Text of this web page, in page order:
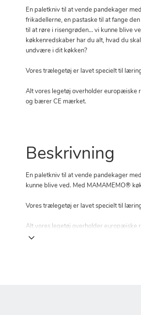
En paletkniv til at vende pandekager
frikadellerne, en pastaske til at fange
til at røre i risengrøden… vi kunne blive
køkkenredskaber har du alt, hvad du
undvære i dit køkken?
Vores trælegetøj er lavet specielt til
Alt vores legetøj overholder europæiske
og bærer CE mærket.
Beskrivning
En paletkniv til at vende pandekager
kunne blive ved. Med MAMAMEMO®
Vores trælegetøj er lavet specielt til
Alt vores legetøj overholder europæiske